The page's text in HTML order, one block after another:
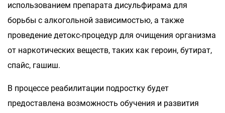
использованием препарата дисульфирама для
борьбы с алкогольной зависимостью, а также
проведение детокс-процедур для очищения организма
от наркотических веществ, таких как героин, бутират,
спайс, гашиш.
В процессе реабилитации подростку будет
предоставлена возможность обучения и развития